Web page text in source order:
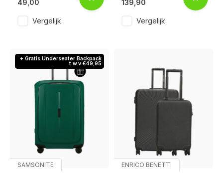
49,00
Vergelijk
139,90
Vergelijk
+ Gratis Underseater Backpack
t.w.v €49,95
SAMSONITE ENRICO BENETTI